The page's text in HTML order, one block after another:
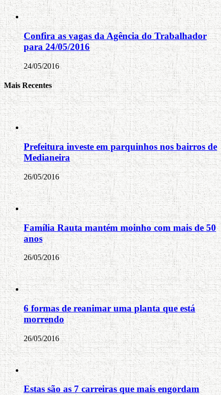
Confira as vagas da Agência do Trabalhador
para 24/05/2016
24/05/2016
Mais Recentes
Prefeitura investe em parquinhos nos bairros de
Medianeira
26/05/2016
Família Rauta mantém moinho com mais de 50
anos
26/05/2016
6 formas de reanimar uma planta que está
morrendo
26/05/2016
Estas são as 7 carreiras que mais engordam